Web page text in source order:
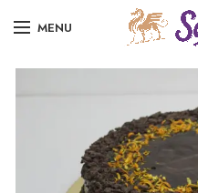
MENU